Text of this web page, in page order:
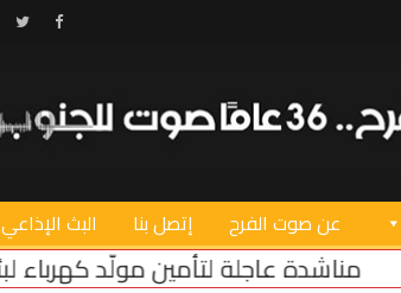
عن صوت الفرح إتصل بنا البث الإذاعي
مولّد كهرباء لبئر المياه الأساسي في